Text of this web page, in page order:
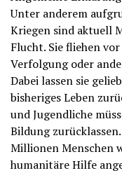
Unter anderem
Kriegen sind aktuell
Flucht. Sie fliehen
Verfolgung oder
Dabei lassen sie
bisheriges Leben
und Jugendliche
Bildung
Millionen Menschen
humanitäre Hilfe